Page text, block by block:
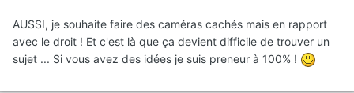
AUSSI, je souhaite faire des caméras cachés mais en rapport
avec le droit ! Et c'est là que ça devient difficile de trouver un
sujet ... Si vous avez des idées je suis preneur à 100% !